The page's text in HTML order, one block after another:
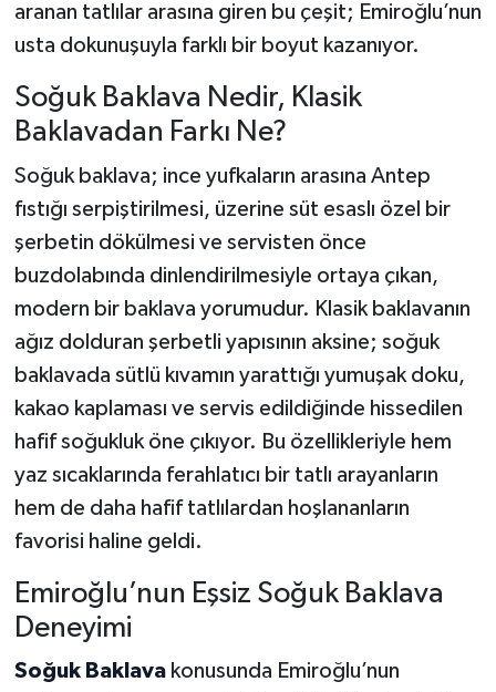
aranan tatlılar arasına giren bu çeşit; Emiroğlu’nun
usta dokunuşuyla farklı bir boyut kazanıyor.
Soğuk Baklava Nedir, Klasik
Baklavadan Farkı Ne?
Soğuk baklava; ince yufkaların arasına Antep
fıstığı serpiştirilmesi, üzerine süt esaslı özel bir
şerbetin dökülmesi ve servisten önce
buzdolabında dinlendirilmesiyle ortaya çıkan,
modern bir baklava yorumudur. Klasik baklavanın
ağız dolduran şerbetli yapısının aksine; soğuk
baklavada sütlü kıvamın yarattığı yumuşak doku,
kakao kaplaması ve servis edildiğinde hissedilen
hafif soğukluk öne çıkıyor. Bu özellikleriyle hem
yaz sıcaklarında ferahlatıcı bir tatlı arayanların
hem de daha hafif tatlılardan hoşlananların
favorisi haline geldi.
Emiroğlu’nun Eşsiz Soğuk Baklava
Deneyimi
Soğuk Baklavakonusunda Emiroğlu’nun
Tarihi Yapılarımız
Teknoloji
Türkiye
İletişim
Künye